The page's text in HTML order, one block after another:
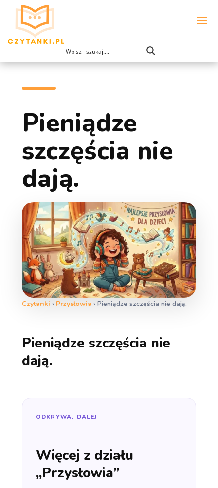
Pieniądze
szczęścia nie
dają.
Czytanki › Przysłowia › Pieniądze szczęścia nie dają.
Pieniądze szczęścia nie
dają.
ODKRYWAJ DALEJ
Więcej z działu
„Przysłowia”